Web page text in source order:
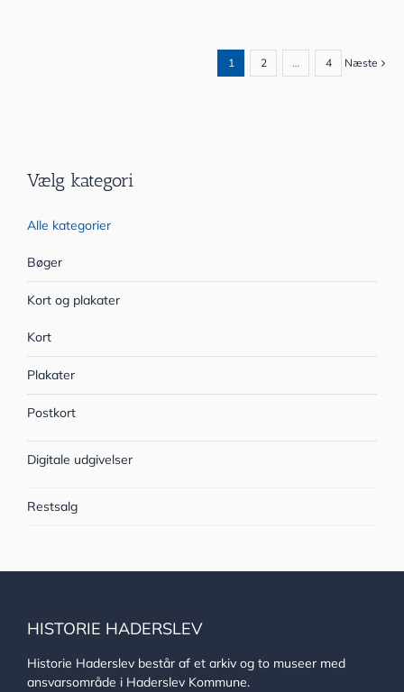
1 2 … 4 Næste
Vælg kategori
Alle kategorier
Bøger
Kort og plakater
Kort
Plakater
Postkort
Digitale udgivelser
Restsalg
HISTORIE HADERSLEV
Historie Haderslev består af et arkiv og to museer med
ansvarsområde i Haderslev Kommune.